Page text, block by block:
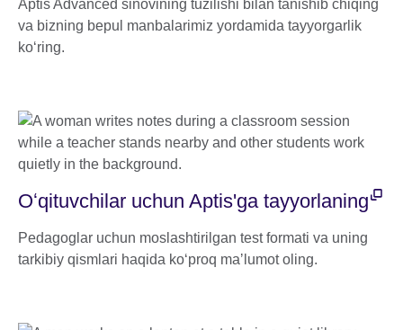
Aptis Advanced sinovining tuzilishi bilan tanishib chiqing
va bizning bepul manbalarimiz yordamida tayyorgarlik
koʻring.
Oʻqituvchilar uchun Aptis'ga tayyorlaning
Pedagoglar uchun moslashtirilgan test formati va uning
tarkibiy qismlari haqida koʻproq maʼlumot oling.